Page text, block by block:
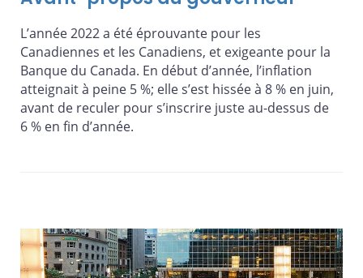
L’année 2022 a été éprouvante pour les
Canadiennes et les Canadiens, et exigeante pour la
Banque du Canada. En début d’année, l’inflation
atteignait à peine 5 %; elle s’est hissée à 8 % en juin,
avant de reculer pour s’inscrire juste au-dessus de
6 % en fin d’année.